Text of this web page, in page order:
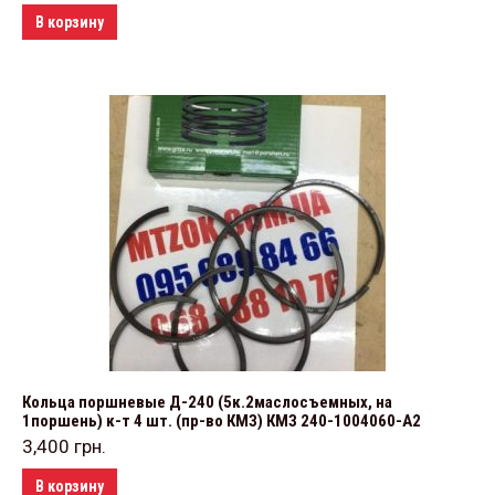
В корзину
Кольца поршневые Д-240 (5к.2маслосъемных, на
1поршень) к-т 4 шт. (пр-во КМЗ) КМЗ 240-1004060-А2
3,400 грн.
В корзину